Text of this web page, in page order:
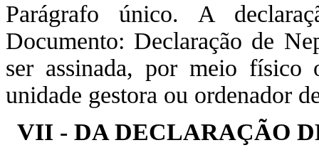
Parágrafo único. A
Documento: Declaração de
ser assinada, por meio
unidade gestora ou ordenador
VII - DA DECLARAÇÃO